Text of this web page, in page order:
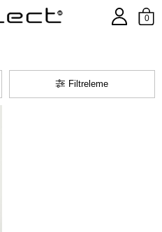
0
Filtreleme